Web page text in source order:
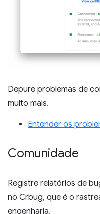
Depure problemas de
muito mais.
Entender os
Comunidade
Registre relatórios de
no Crbug, que é o
engenharia.